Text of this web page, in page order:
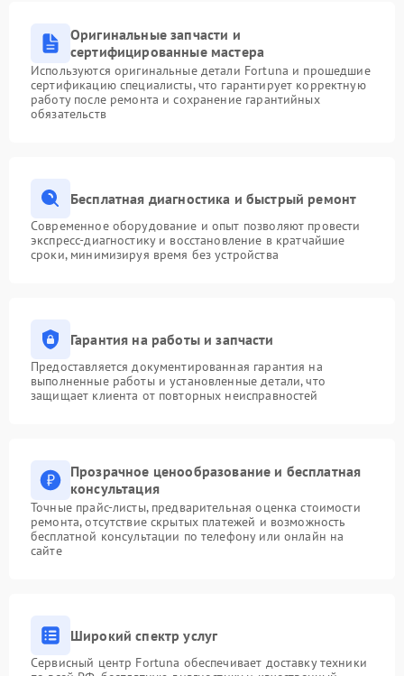
Оригинальные запчасти и
сертифицированные мастера
Используются оригинальные детали Fortuna и прошедшие
сертификацию специалисты, что гарантирует корректную
работу после ремонта и сохранение гарантийных
обязательств
Бесплатная диагностика и быстрый ремонт
Современное оборудование и опыт позволяют провести
экспресс-диагностику и восстановление в кратчайшие
сроки, минимизируя время без устройства
Гарантия на работы и запчасти
Предоставляется документированная гарантия на
выполненные работы и установленные детали, что
защищает клиента от повторных неисправностей
Прозрачное ценообразование и бесплатная
консультация
Точные прайс-листы, предварительная оценка стоимости
ремонта, отсутствие скрытых платежей и возможность
бесплатной консультации по телефону или онлайн на
сайте
Широкий спектр услуг
Сервисный центр Fortuna обеспечивает доставку техники